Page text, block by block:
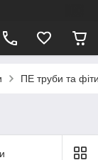
ПЕ труби та